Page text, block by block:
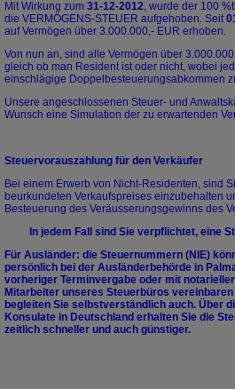
Mit Wirkung zum 31-12-2012, wurde der 100
die VERMÖGENS-STEUER aufgehoben. Seit
auf Vermögen über 3.000.000,- EUR erhoben.
Von nun an, sind alle Vermögen über
gleich ob man Resident ist oder nicht, wobei
einschlägige Doppelbesteuerungsabkommen
Unsere angeschlossenen Steuer- und
Wunsch eine Simulation der zu erwartenden
Steuervorauszahlung für den Verkäufer
Bei einem Erwerb von Nicht-Residenten, sind
beurkundeten Verkaufspreises einzubehalten
Besteuerung des Veräusserungsgewinns des
In jedem Fall sind Sie verpflichtet, eine
Für Ausländer: die Steuernummern (NIE)
persönlich bei der Ausländerbehörde in
vorheriger Terminvergabe oder mit
Mitarbeiter unseres Steuerbüros vereinbaren
begleiten Sie selbstverständlich auch. Über
Konsulate in Deutschland erhalten Sie die
zeitlich schneller und auch günstiger.